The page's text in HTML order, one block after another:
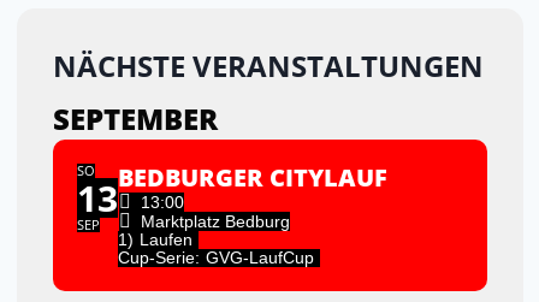
NÄCHSTE VERANSTALTUNGEN
SEPTEMBER
SO
13
SEP
BEDBURGER CITYLAUF
13:00
Marktplatz Bedburg
1) Laufen
Cup-Serie: GVG-LaufCup